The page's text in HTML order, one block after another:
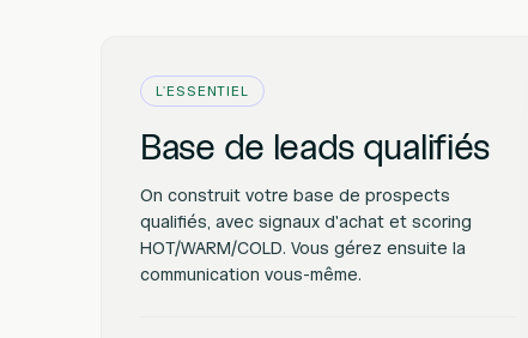
L'ESSENTIEL
Base de leads qualifiés
On construit votre base de prospects
qualifiés, avec signaux d'achat et scoring
HOT/WARM/COLD. Vous gérez ensuite la
communication vous-même.